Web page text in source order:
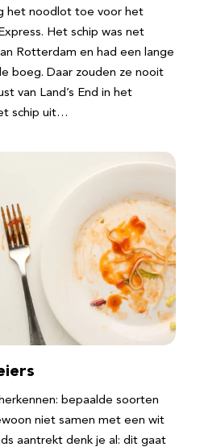
het noodlot toe voor het
Het schip was net
Rotterdam en had een lange
boeg. Daar zouden ze nooit
van Land’s End in het
schip uit…
bepaalde soorten
niet samen met een wit
aantrekt denk je al: dit gaat